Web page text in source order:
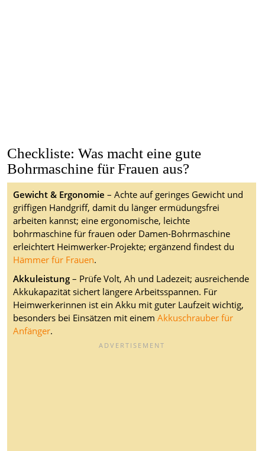
Checkliste: Was macht eine gute
Bohrmaschine für Frauen aus?
Gewicht & Ergonomie – Achte auf geringes Gewicht und
griffigen Handgriff, damit du länger ermüdungsfrei
arbeiten kannst; eine ergonomische, leichte
bohrmaschine für frauen oder Damen-Bohrmaschine
erleichtert Heimwerker-Projekte; ergänzend findest du
Hämmer für Frauen.
Akkuleistung– Prüfe Volt, Ah und Ladezeit; ausreichende
Akkukapazität sichert längere Arbeitsspannen. Für
Heimwerkerinnen ist ein Akku mit guter Laufzeit wichtig,
besonders bei Einsätzen mit einem Akkuschrauber für
Anfänger.